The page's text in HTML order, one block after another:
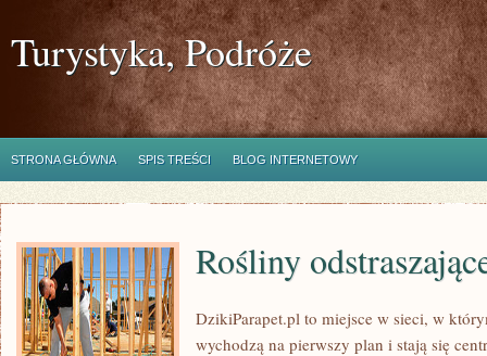
Turystyka, Podróże
STRONA GŁÓWNA SPIS TREŚCI BLOG INTERNETOWY
Rośliny
DzikiParapet.pl to miejsce w sieci, w
wychodzą na pierwszy plan i stają się